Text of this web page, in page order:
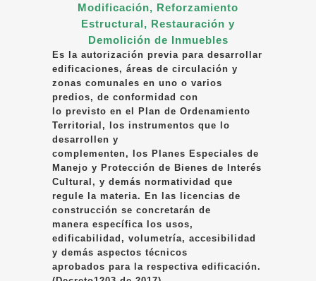
Modificación, Reforzamiento
Estructural, Restauración y
Demolición de Inmuebles
Es la autorización previa para desarrollar
edificaciones, áreas de circulación y
zonas comunales en uno o varios
predios, de conformidad con
lo previsto en el Plan de Ordenamiento
Territorial, los instrumentos que lo
desarrollen y
complementen, los Planes Especiales de
Manejo y Protección de Bienes de Interés
Cultural, y demás normatividad que
regule la materia. En las licencias de
construcción se concretarán de
manera específica los usos,
edificabilidad, volumetría, accesibilidad
y demás aspectos técnicos
aprobados para la respectiva edificación.